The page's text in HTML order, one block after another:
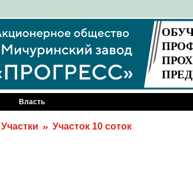
Власть
Участки Участок 10 соток